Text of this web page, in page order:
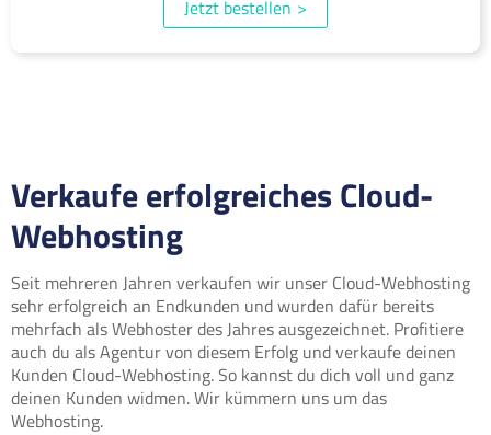
Jetzt bestellen >
Verkaufe erfolgreiches Cloud-
Webhosting
Seit mehreren Jahren verkaufen wir unser Cloud-Webhosting
sehr erfolgreich an Endkunden und wurden dafür bereits
mehrfach als Webhoster des Jahres ausgezeichnet. Profitiere
auch du als Agentur von diesem Erfolg und verkaufe deinen
Kunden Cloud-Webhosting. So kannst du dich voll und ganz
deinen Kunden widmen. Wir kümmern uns um das
Webhosting.